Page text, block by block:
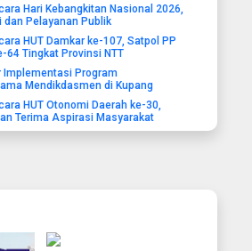
Hari Kebangkitan Nasional 2026,
dan Pelayanan Publik
HUT Damkar ke-107, Satpol PP
64 Tingkat Provinsi NTT
Implementasi Program
Mendikdasmen di Kupang
HUT Otonomi Daerah ke-30,
Terima Aspirasi Masyarakat